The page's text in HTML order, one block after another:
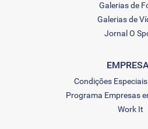
Galerias de
Galerias de
Jornal O
Condições
Programa Empresas
Work It